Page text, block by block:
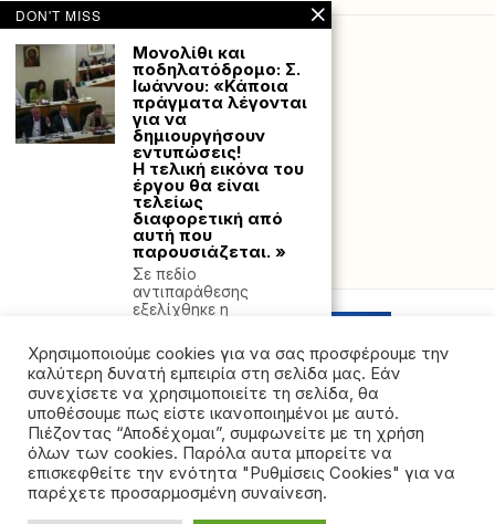
by Hostville”)
©2026 - All rights reserved. Απαγορεύεται ρητά η
αναδημοσίευση χωρίς προηγούμενη έγγραφη άδεια
Χρησιμοποιούμε cookies για να σας προσφέρουμε την
καλύτερη δυνατή εμπειρία στη σελίδα μας. Εάν
συνεχίσετε να χρησιμοποιείτε τη σελίδα, θα
υποθέσουμε πως είστε ικανοποιημένοι με αυτό.
Πιέζοντας “Αποδέχομαι”, συμφωνείτε με τη χρήση
όλων των cookies. Παρόλα αυτα μπορείτε να
επισκεφθείτε την ενότητα "Ρυθμίσεις Cookies" για να
παρέχετε προσαρμοσμένη συναίνεση.
DON'T MISS
Μονολίθι και
ποδηλατόδρομο: Σ.
Ιωάννου: «Κάποια
πράγματα λέγονται
για να
δημιουργήσουν
εντυπώσεις!
Η τελική εικόνα του
έργου θα είναι
τελείως
διαφορετική από
αυτή που
παρουσιάζεται. »
Σε πεδίο
αντιπαράθεσης
εξελίχθηκε η
του Περιφερειακού
Συμβουλίου
Κολωνάκι: Βίντεο
ντοκουμέντο από
την τυφλή πορεία
του SUV με την
όπισθεν – Πώς
συνέβη
Μία ακακία αναχαίτισε